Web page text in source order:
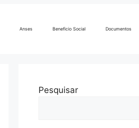
Anses Beneficio Social Documentos
Pesquisar